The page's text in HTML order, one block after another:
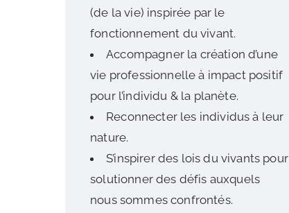
(de la vie) inspirée par le
fonctionnement du vivant.
Accompagner la création d’une
vie professionnelle à impact positif
pour l’individu & la planète.
Reconnecter les individus à leur
nature.
S’inspirer des lois du vivants pour
solutionner des défis auxquels
nous sommes confrontés.